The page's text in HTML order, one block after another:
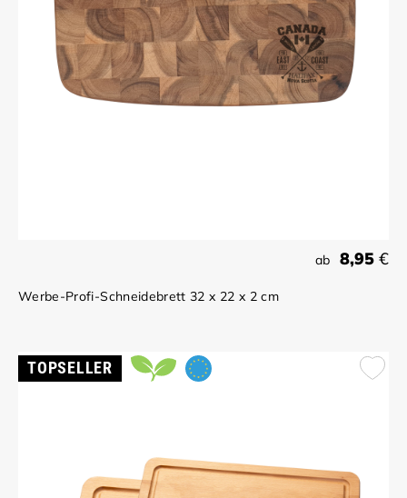
ab 8,95 €
Werbe-Profi-Schneidebrett 32 x 22 x 2 cm
TOPSELLER